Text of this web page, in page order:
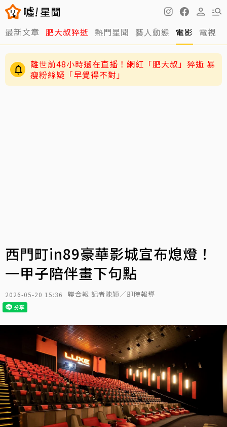
最新文章 肥大叔猝逝 熱門星聞 藝人動態 電影 電視
離世前48小時還在直播！網紅「肥大叔」猝逝 暴
瘦粉絲疑「早覺得不對」
西門町in89豪華影城宣布熄燈！
一甲子陪伴畫下句點
2026-05-20 15:36 聯合報 記者陳穎／即時報導